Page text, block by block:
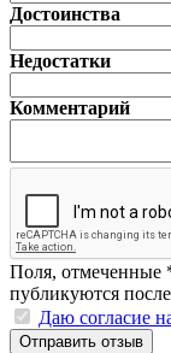
Достоинства
Недостатки
Комментарий
Поля, отмеченные
публикуются
Даю согласие
Отправить отзыв